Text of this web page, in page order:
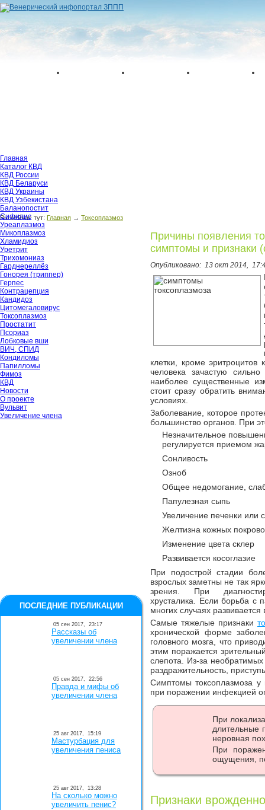
Главная
Каталог КВД
КВД России
КВД Беларуси
КВД Украины
КВД Узбекистана
Баланопостит
Сифилис
Уреаплазмоз
Микоплазмоз
Хламидиоз
Уретрит
Трихомониаз
Гарднереллёз
Гонорея (триппер)
Герпес
Контрацепция
Кандидоз
Цитомегаловирус
Токсоплазмоз
Простатит
Псориаз
Лобковые вши
ВИЧ, СПИД
Кондиломы
Папилломы
Фимоз
КВД
Новости
О проекте
Вульвит
Увеличение члена
Вы сейчас тут: Главная → Токсоплазмоз
Причины появления
симптомы и признаки
Опубликовано: 13 окт 2014,
клетки, кроме эритроцитов
человека зачастую
наиболее существенные
стоит сразу обратить
условиях.
Заболевание, которое
большинство органов. При
Незначительное
регулируется приемом
Сонливость
Озноб
Общее недомогание,
Папулезная сыпь
Увеличение печенки или
Желтизна кожных
Изменение цвета склер
Развивается косоглазие
При подострой стадии
взрослых заметны не так
зрения. При
хрусталика. Если борьба с
многих случаях развивается
Самые тяжелые признаки
хронической форме
головного мозга, что
этим поражается
слепота. Из-за
раздражительность,
Симптомы токсоплазмоза у
при поражении инфекцией
При
длительные
неровная
При
ощущения,
Признаки
ПОСЛЕДНИЕ ПУБЛИКАЦИИ
05 сен 2017, 23:17
Рассказы об
увеличении члена
05 сен 2017, 22:56
Правда и мифы об
увеличении члена
25 авг 2017, 15:19
Мастурбация для
увеличения пениса
25 авг 2017, 13:28
На сколько можно
увеличить пенис?